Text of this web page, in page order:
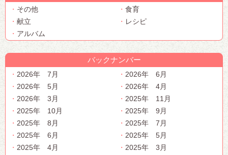
その他
食育
献立
レシピ
アルバム
バックナンバー
2026年 7月
2026年 6月
2026年 5月
2026年 4月
2026年 3月
2025年 11月
2025年 10月
2025年 9月
2025年 8月
2025年 7月
2025年 6月
2025年 5月
2025年 4月
2025年 3月